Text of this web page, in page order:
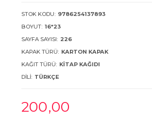
STOK KODU: 9786254137893
BOYUT: 16*23
SAYFA SAYISI: 226
KAPAK TÜRÜ: KARTON KAPAK
KAĞIT TÜRÜ: KITAP KAĞIDI
DILI: TÜRKÇE
200,00